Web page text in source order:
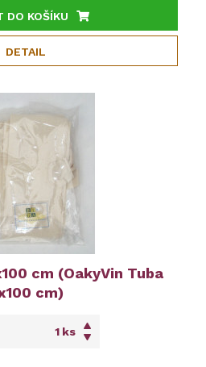
DO KOŠÍKU
DETAIL
cm (OakyVin Tuba
cm)
ks